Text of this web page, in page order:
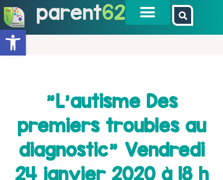
Ouvrir la barre d’outils
parent62
"L'autisme Des
premiers troubles au
diagnostic" Vendredi
24 janvier 2020 à 18 h